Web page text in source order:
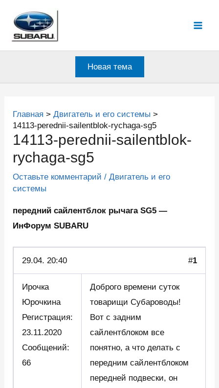
содержимому
Новая тема
Главная
Двигатель и его системы
14113-perednii-sailentblok-rychaga-sg5
14113-perednii-sailentblok-
rychaga-sg5
Оставьте комментарий /Двигатель и его
системы
передний сайлентблок рычага SG5 —
ИнФорум SUBARU
29.04. 20:40 #1
Ирочка
Юрочкина
Регистрация:
23.11.2020
Сообщений:
66
Доброго времени суток
товарищи Субароводы!
Вот с задним
сайлентблоком все
понятно, а что делать c
передним сайлентблоком
передней подвески, он